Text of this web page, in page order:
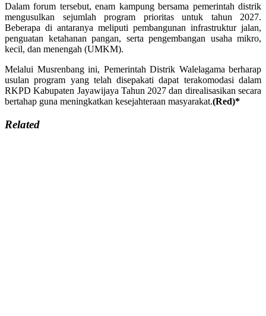
Dalam forum tersebut, enam kampung bersama pemerintah distrik
mengusulkan sejumlah program prioritas untuk tahun 2027.
Beberapa di antaranya meliputi pembangunan infrastruktur jalan,
penguatan ketahanan pangan, serta pengembangan usaha mikro,
kecil, dan menengah (UMKM).
Melalui Musrenbang ini, Pemerintah Distrik Walelagama berharap
usulan program yang telah disepakati dapat terakomodasi dalam
RKPD Kabupaten Jayawijaya Tahun 2027 dan direalisasikan secara
bertahap guna meningkatkan kesejahteraan masyarakat.(Red)*
Related